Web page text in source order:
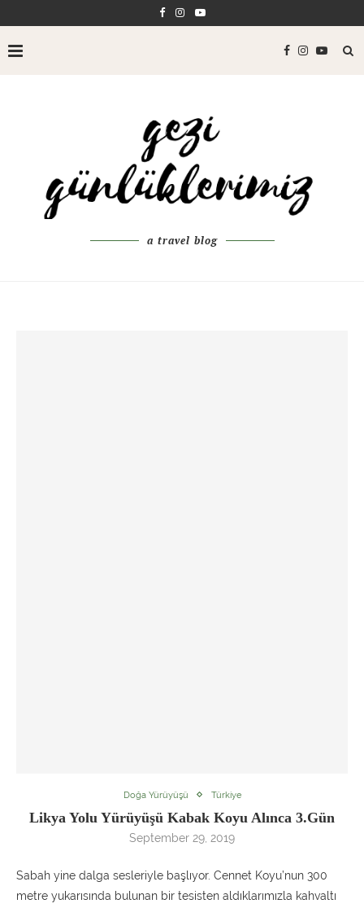
a travel blog
Doğa Yürüyüşü Türkiye
Likya Yolu Yürüyüşü Kabak Koyu Alınca 3.Gün
September 29, 2019
Sabah yine dalga sesleriyle başlıyor. Cennet Koyu’nun 300
metre yukarısında bulunan bir tesisten aldıklarımızla kahvaltı